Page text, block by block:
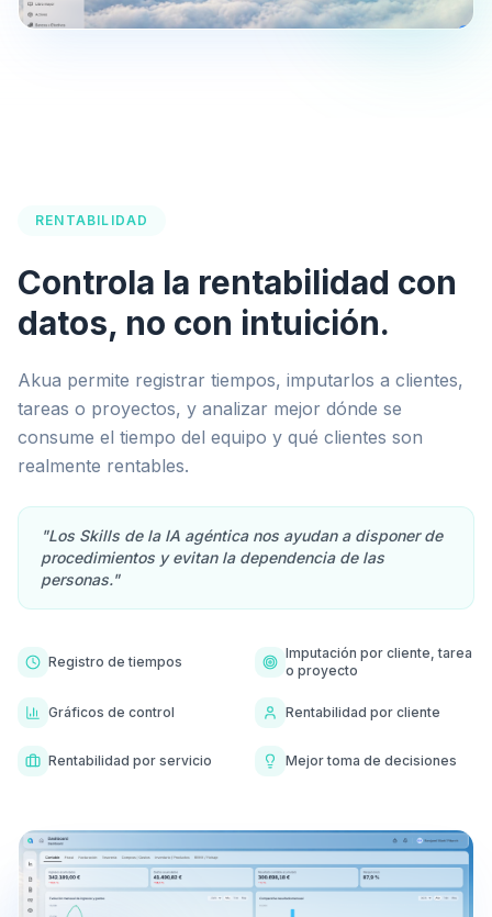
RENTABILIDAD
Controla la rentabilidad con
datos, no con intuición.
Akua permite registrar tiempos, imputarlos a clientes,
tareas o proyectos, y analizar mejor dónde se
consume el tiempo del equipo y qué clientes son
realmente rentables.
"Los Skills de la IA agéntica nos ayudan a disponer de
procedimientos y evitan la dependencia de las
personas."
Registro de tiempos
Imputación por cliente, tarea
o proyecto
Gráficos de control Rentabilidad por cliente
Rentabilidad por servicio Mejor toma de decisiones